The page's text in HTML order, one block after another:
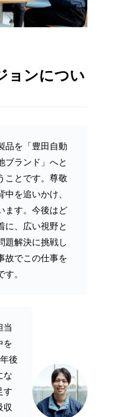
ョンについ
品を「豊田自動
ブランド」へと
ことです。尊敬
を追いかけ、
ます。今後はど
に、広い視野と
題解決に挑戦し
故でこの仕事を
。
当
を
後
な
す
収